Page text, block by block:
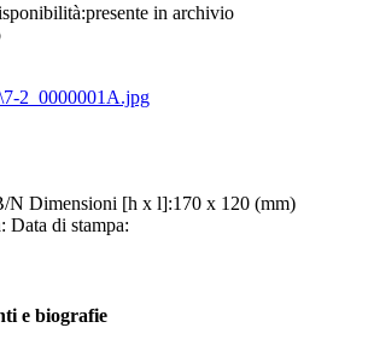
presente in archivio
N Dimensioni [h x l]:170 x 120 (mm)
Data di stampa:
e biografie